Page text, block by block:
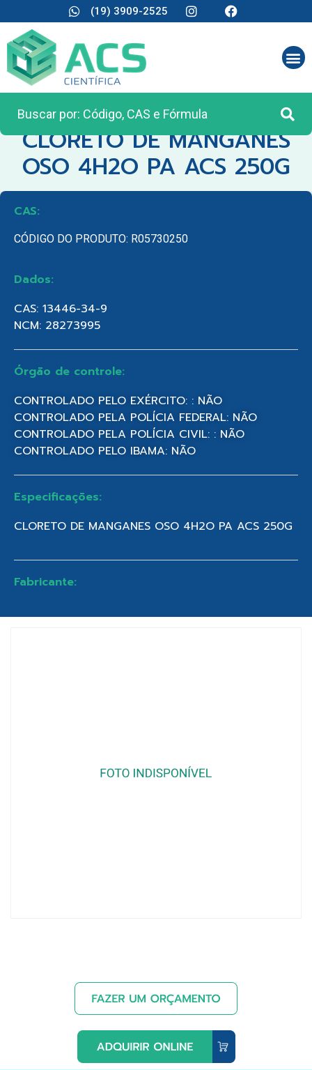
(19) 3909-2525
CATEGORIA:REAGENTES ANALÍTICOS
CLORETO DE MANGANES
OSO 4H2O PA ACS 250G
CAS:
CÓDIGO DO PRODUTO: R05730250
Dados:
CAS: 13446-34-9
NCM: 28273995
Órgão de controle:
CONTROLADO PELO EXÉRCITO: : NÃO
CONTROLADO PELA POLÍCIA FEDERAL: NÃO
CONTROLADO PELA POLÍCIA CIVIL: : NÃO
CONTROLADO PELO IBAMA: NÃO
Especificações:
CLORETO DE MANGANES OSO 4H2O PA ACS 250G
Fabricante: